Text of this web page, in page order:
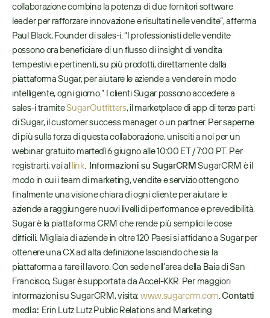
collaborazione combina la potenza di due fornitori software
leader per rafforzare innovazione e risultati nelle vendite”, afferma
Paul Black, Founder di sales-i. “I professionisti delle vendite
possono ora beneficiare di un flusso di insight di vendita
tempestivi e pertinenti, su più prodotti, direttamente dalla
piattaforma Sugar, per aiutare le aziende a vendere in modo
intelligente, ogni giorno.” I clienti Sugar possono accedere a
sales-i tramite SugarOutfitters, il marketplace di app di terze parti
di Sugar, il customer success manager o un partner. Per saperne
di più sulla forza di questa collaborazione, unisciti a noi per un
webinar gratuito martedì 6 giugno alle 10:00 ET / 7:00 PT. Per
registrarti, vai al link. Informazioni su SugarCRM SugarCRM è il
modo in cui i team di marketing, vendite e servizio ottengono
finalmente una visione chiara di ogni cliente per aiutare le
aziende a raggiungere nuovi livelli di performance e prevedibilità.
Sugar è la piattaforma CRM che rende più semplici le cose
difficili. Migliaia di aziende in oltre 120 Paesi si affidano a Sugar per
ottenere una CX ad alta definizione lasciando che sia la
piattaforma a fare il lavoro. Con sede nell’area della Baia di San
Francisco, Sugar è supportata da Accel-KKR. Per maggiori
informazioni su SugarCRM, visita: www.sugarcrm.com. Contatti
media: